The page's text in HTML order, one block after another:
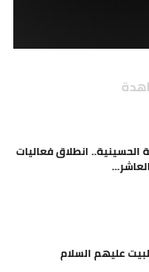
الحسينية.. انطلاق فعاليات
عليهم السلام